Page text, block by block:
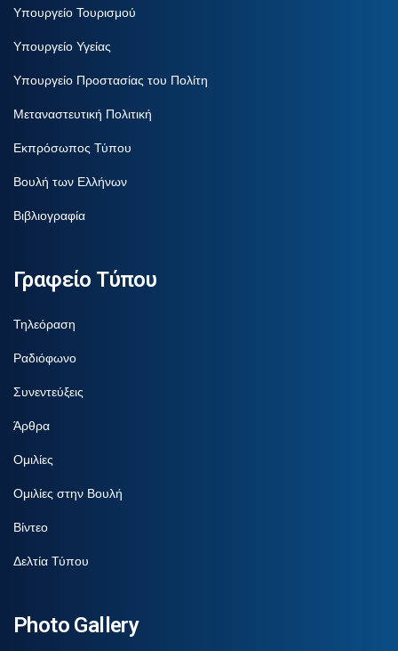
Υπουργείο Τουρισμού
Υπουργείο Υγείας
Υπουργείο Προστασίας του Πολίτη
Μεταναστευτική Πολιτική
Εκπρόσωπος Τύπου
Βουλή των Ελλήνων
Βιβλιογραφία
Γραφείο Τύπου
Τηλεόραση
Ραδιόφωνο
Συνεντεύξεις
Άρθρα
Ομιλίες
Ομιλίες στην Βουλή
Βίντεο
Δελτία Τύπου
Photo Gallery